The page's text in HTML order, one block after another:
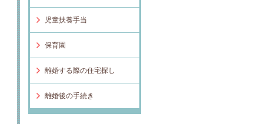
児童扶養手当
保育園
離婚する際の住宅探し
離婚後の手続き